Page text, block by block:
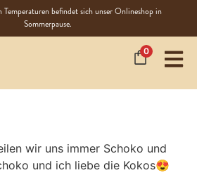
befindet sich unser Onlineshop in
Sommerpause.
0
wir uns immer Schoko und
und ich liebe die Kokos😍